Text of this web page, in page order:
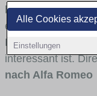
Alle Cookies
Einstellungen
bis zu speziellen
einen schnellen
Modellreihen und
interessant ist.
nach Alfa Romeo